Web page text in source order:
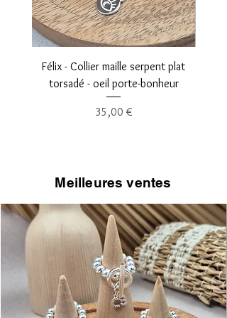
bijoux en gold filled 14K ? - éviter
le contact avec du parfum, des
lotions, ...- garder vos bijoux gold
filled dans un endroit sec et
tempéré .
Félix - Collier maille serpent plat
torsadé - oeil porte-bonheur
Prix
35,00 €
Meilleures ventes